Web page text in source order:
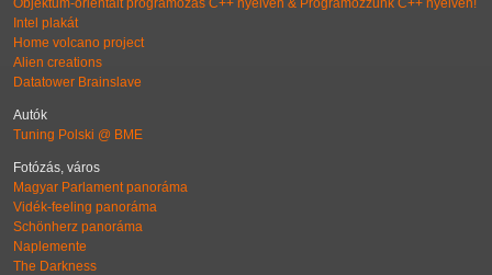
Objektum-orientált programozás C++ nyelven & Programozzunk C++ nyelven!
Intel plakát
Home volcano project
Alien creations
Datatower Brainslave
Autók
Tuning Polski @ BME
Fotózás, város
Magyar Parlament panoráma
Vidék-feeling panoráma
Schönherz panoráma
Naplemente
The Darkness